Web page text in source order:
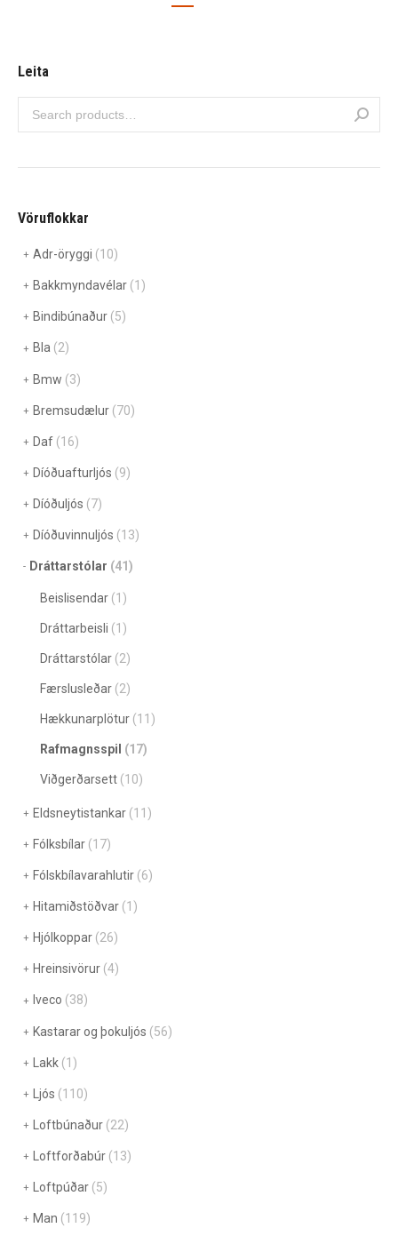
Leita
Vöruflokkar
Adr-öryggi (10)
Bakkmyndavélar (1)
Bindibúnaður (5)
Bla (2)
Bmw (3)
Bremsudælur (70)
Daf (16)
Díóðuafturljós (9)
Díóðuljós (7)
Díóðuvinnuljós (13)
Dráttarstólar (41)
Beislisendar (1)
Dráttarbeisli (1)
Dráttarstólar (2)
Færslusleðar (2)
Hækkunarplötur (11)
Rafmagnsspil (17)
Viðgerðarsett (10)
Eldsneytistankar (11)
Fólksbílar (17)
Fólskbílavarahlutir (6)
Hitamiðstöðvar (1)
Hjólkoppar (26)
Hreinsivörur (4)
Iveco (38)
Kastarar og þokuljós (56)
Lakk (1)
Ljós (110)
Loftbúnaður (22)
Loftforðabúr (13)
Loftpúðar (5)
Man (119)